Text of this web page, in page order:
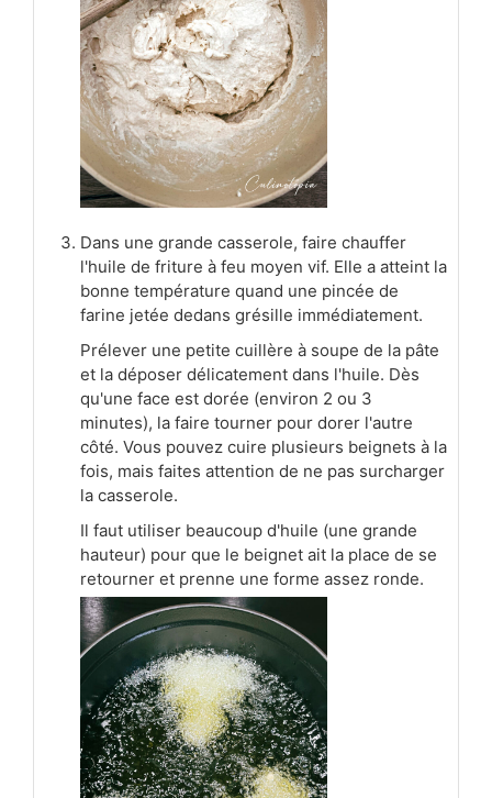
Dans une grande casserole, faire chauffer
l'huile de friture à feu moyen vif. Elle a atteint la
bonne température quand une pincée de
farine jetée dedans grésille immédiatement.
Prélever une petite cuillère à soupe de la pâte
et la déposer délicatement dans l'huile. Dès
qu'une face est dorée (environ 2 ou 3
minutes), la faire tourner pour dorer l'autre
côté. Vous pouvez cuire plusieurs beignets à la
fois, mais faites attention de ne pas surcharger
la casserole.
Il faut utiliser beaucoup d'huile (une grande
hauteur) pour que le beignet ait la place de se
retourner et prenne une forme assez ronde.